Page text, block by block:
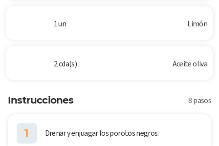
1 un Limón
2 cda(s) Aceite oliva
Instrucciones 8 pasos
1 Drenar y enjuagar los porotos negros.